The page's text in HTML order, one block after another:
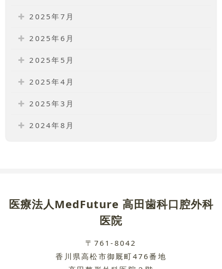
2025年7月
2025年6月
2025年5月
2025年4月
2025年3月
2024年8月
医療法人MedFuture 高田歯科口腔外科
医院
〒761-8042
香川県高松市御厩町476番地